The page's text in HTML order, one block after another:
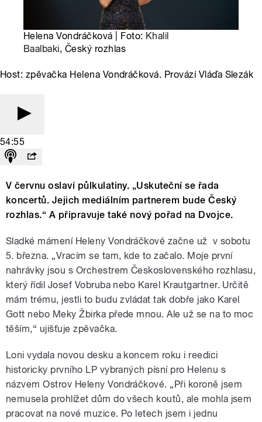
Helena Vondráčková | Foto: Khalil
Baalbaki, Český rozhlas
Host: zpěvačka Helena Vondráčková. Provází Vláďa Slezák
54:55
V červnu oslaví půlkulatiny. „Uskuteční se řada
koncertů. Jejich mediálním partnerem bude Český
rozhlas.“ A připravuje také nový pořad na Dvojce.
Sladké mámení Heleny Vondráčkové začne už v sobotu
5. března. „Vracím se tam, kde to začalo. Moje první
nahrávky jsou s Orchestrem Československého rozhlasu,
který řídil Josef Vobruba nebo Karel Krautgartner. Určitě
mám trému, jestli to budu zvládat tak dobře jako Karel
Gott nebo Meky Žbirka přede mnou. Ale už se na to moc
těším,“ ujišťuje zpěvačka.
Loni vydala novou desku a koncem roku i reedici
historicky prvního LP vybraných písní pro Helenu s
názvem Ostrov Heleny Vondráčkové. „Při koroně jsem
nemusela prohlížet dům do všech koutů, ale mohla jsem
pracovat na nové muzice. Po letech jsem i jednu